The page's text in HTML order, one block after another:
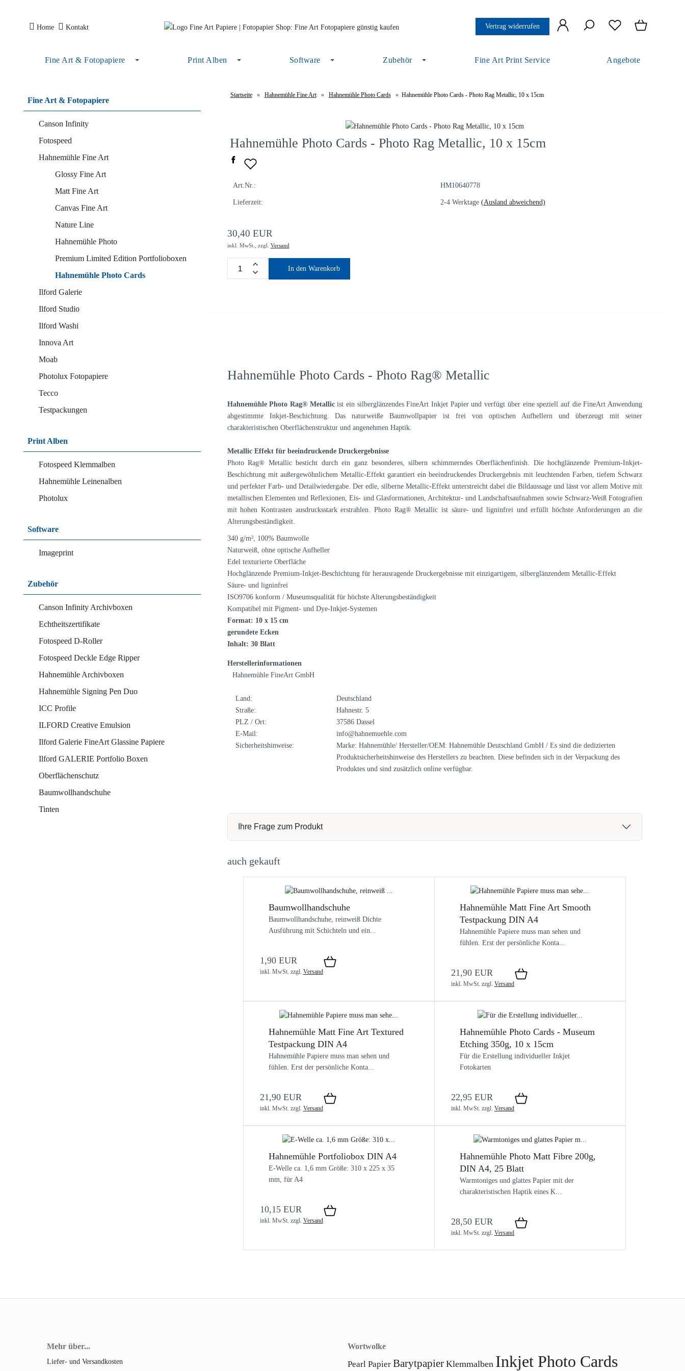
Home Kontakt Vertrag widerrufen
Fine Art & Fotopapiere Print Alben Software Zubehör Fine Art Print Service Angebote
Fine Art & Fotopapiere
Canson Infinity
Fotospeed
Hahnemühle Fine Art
Glossy Fine Art
Matt Fine Art
Canvas Fine Art
Nature Line
Hahnemühle Photo
Premium Limited Edition Portfolioboxen
Hahnemühle Photo Cards
Ilford Galerie
Ilford Studio
Ilford Washi
Innova Art
Moab
Photolux Fotopapiere
Tecco
Testpackungen
Print Alben
Fotospeed Klemmalben
Hahnemühle Leinenalben
Photolux
Software
Imageprint
Zubehör
Canson Infinity Archivboxen
Echtheitszertifikate
Fotospeed D-Roller
Fotospeed Deckle Edge Ripper
Hahnemühle Archivboxen
Hahnemühle Signing Pen Duo
ICC Profile
ILFORD Creative Emulsion
Ilford Galerie FineArt Glassine Papiere
Ilford GALERIE Portfolio Boxen
Oberflächenschutz
Baumwollhandschuhe
Tinten
Startseite » Hahnemühle Fine Art » Hahnemühle Photo Cards » Hahnemühle Photo Cards - Photo Rag Metallic, 10 x 15cm
Hahnemühle Photo Cards - Photo Rag Metallic, 10 x 15cm
Art.Nr.: HM10640778
Lieferzeit: 2-4 Werktage (Ausland abweichend)
30,40 EUR
inkl. MwSt., zzgl. Versand
In den Warenkorb
Hahnemühle Photo Cards - Photo Rag® Metallic
Hahnemühle Photo Rag® Metallicist ein silberglänzendes FineArt Inkjet Papier und verfügt über eine speziell auf die FineArt Anwendung
abgestimmte Inkjet-Beschichtung. Das naturweiße Baumwollpapier ist frei von optischen Aufhellern und überzeugt mit seiner
charakteristischen Oberflächenstruktur und angenehmen Haptik.
Metallic Effekt für beeindruckende Druckergebnisse
Photo Rag® Metallic besticht durch ein ganz besonderes, silbern schimmerndes Oberflächenfinish. Die hochglänzende Premium-Inkjet-
Beschichtung mit außergewöhnlichem Metallic-Effekt garantiert ein beeindruckendes Druckergebnis mit leuchtenden Farben, tiefem Schwarz
und perfekter Farb- und Detailwiedergabe. Der edle, silberne Metallic-Effekt unterstreicht dabei die Bildaussage und lässt vor allem Motive mit
metallischen Elementen und Reflexionen, Eis- und Glasformationen, Architektur- und Landschaftsaufnahmen sowie Schwarz-Weiß Fotografien
mit hohen Kontrasten ausdrucksstark erstrahlen. Photo Rag® Metallic ist säure- und ligninfrei und erfüllt höchste Anforderungen an die
Alterungsbeständigkeit.
340 g/m², 100% Baumwolle
Naturweiß, ohne optische Aufheller
Edel texturierte Oberfläche
Hochglänzende Premium-Inkjet-Beschichtung für herausragende Druckergebnisse mit einzigartigem, silberglänzendem Metallic-Effekt
Säure- und ligninfrei
ISO9706 konform / Museumsqualität für höchste Alterungsbeständigkeit
Kompatibel mit Pigment- und Dye-Inkjet-Systemen
Format: 10 x 15 cm
gerundete Ecken
Inhalt: 30 Blatt
Herstellerinformationen
Hahnemühle FineArt GmbH
Land:
Deutschland
Straße:
Hahnestr. 5
PLZ / Ort:
37586 Dassel
E-Mail:
info@hahnemuehle.com
Sicherheitshinweise:
Marke: Hahnemühle/ Hersteller/OEM: Hahnemühle Deutschland GmbH / Es sind die dedizierten
Produktsicherheitshinweise des Herstellers zu beachten. Diese befinden sich in der Verpackung des
Produktes und sind zusätzlich online verfügbar.
Ihre Frage zum Produkt
auch gekauft
Baumwollhandschuhe
Baumwollhandschuhe, reinweiß Dichte
Ausführung mit Schichteln und ein...
1,90 EUR
inkl. MwSt. zzgl. Versand
Hahnemühle Matt Fine Art Smooth
Testpackung DIN A4
Hahnemühle Papiere muss man sehen und
fühlen. Erst der persönliche Konta...
21,90 EUR
inkl. MwSt. zzgl. Versand
Hahnemühle Matt Fine Art Textured
Testpackung DIN A4
Hahnemühle Papiere muss man sehen und
fühlen. Erst der persönliche Konta...
21,90 EUR
inkl. MwSt. zzgl. Versand
Hahnemühle Photo Cards - Museum
Etching 350g, 10 x 15cm
Für die Erstellung individueller Inkjet
Fotokarten
22,95 EUR
inkl. MwSt. zzgl. Versand
Hahnemühle Portfoliobox DIN A4
E-Welle ca. 1,6 mm Größe: 310 x 225 x 35
mm, für A4
10,15 EUR
inkl. MwSt. zzgl. Versand
Hahnemühle Photo Matt Fibre 200g,
DIN A4, 25 Blatt
Warmtoniges und glattes Papier mit der
charakteristischen Haptik eines K...
28,50 EUR
inkl. MwSt. zzgl. Versand
Mehr über...
Liefer- und Versandkosten
Wortwolke
Pearl Papier Barytpapier Klemmalben Inkjet Photo Cards